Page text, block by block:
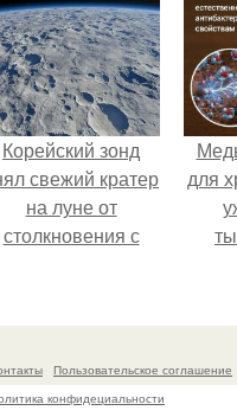
Корейский зонд
свежий кратер
на луне от
столкновения с
для
Пользовательское соглашение
конфидециальности